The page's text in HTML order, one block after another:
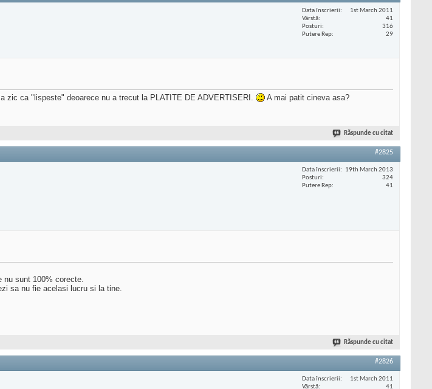
Data înscrierii
1st March 2011
Vârstă
41
Posturi
316
Putere Rep
29
zic ca "lispeste" deoarece nu a trecut la PLATITE DE ADVERTISERI. A mai patit cineva asa?
Răspunde cu citat
#2825
Data înscrierii
19th March 2013
Posturi
324
Putere Rep
41
nu sunt 100% corecte.
sa nu fie acelasi lucru si la tine.
Răspunde cu citat
#2826
Data înscrierii
1st March 2011
Vârstă
41